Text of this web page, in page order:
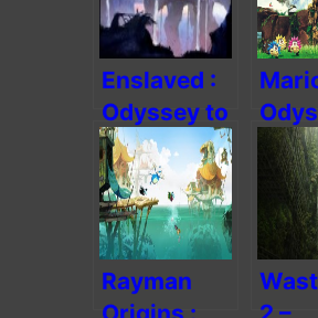
Enslaved :
Odyssey to
the West –
le voyage
vers l’ouest
sur
des
Rayman